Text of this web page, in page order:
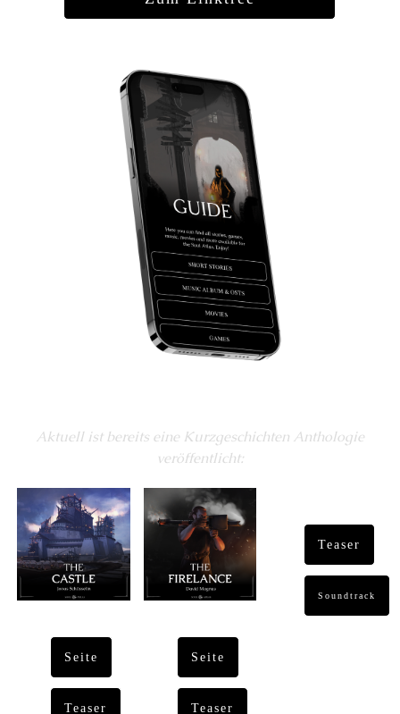
Aktuell ist bereits eine Kurzgeschichten Anthologie
veröffentlicht:
Seite
Teaser
Seite
Teaser
Teaser
Soundtrack